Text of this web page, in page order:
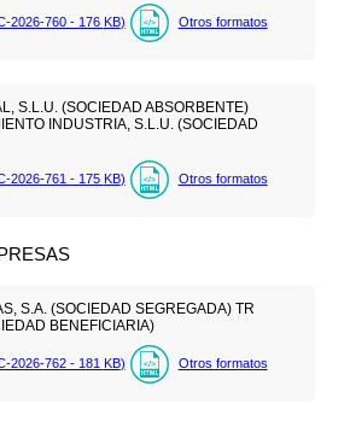
2026-760 - 176 KB) Otros formatos
S.L.U. (SOCIEDAD ABSORBENTE)
INDUSTRIA, S.L.U. (SOCIEDAD
2026-761 - 175 KB) Otros formatos
S.A. (SOCIEDAD SEGREGADA) TR
BENEFICIARIA)
2026-762 - 181 KB) Otros formatos